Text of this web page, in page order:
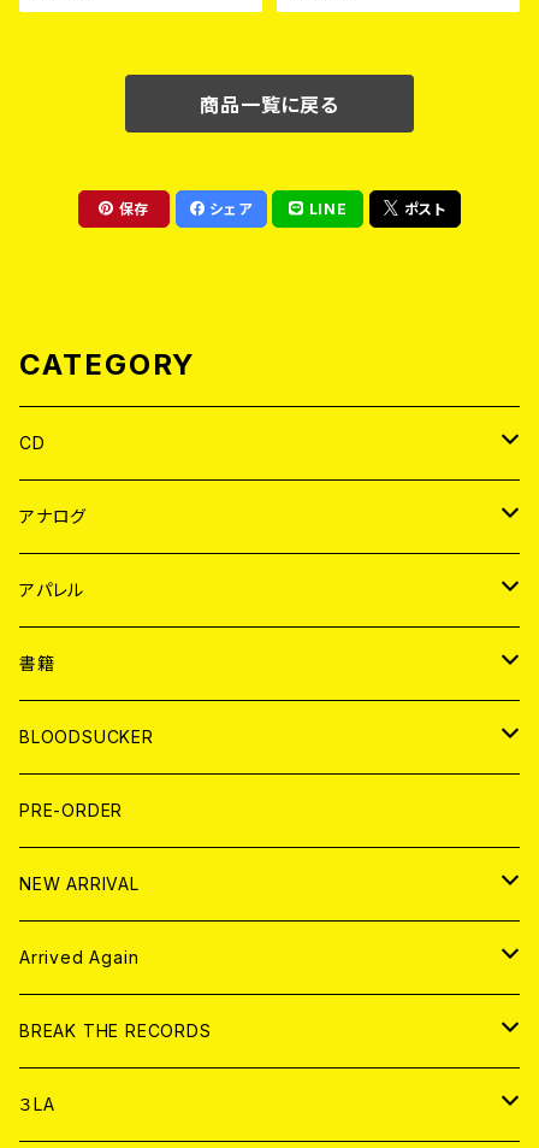
商品一覧に戻る
保存 シェア LINE ポスト
CATEGORY
CD
JAPAN
WORLD
アナログ
JAPAN
７EP
LP
WORLD
7EP
LP
アパレル
JAPAN
T-shirt
HOOD
WORLD
T-shirt
HOOD
書籍
MAGAZINE
BOLLOCKS
EL ZINE
写真集 (PHOTOBOOK)
BLOODSUCKER
CD
アナログ
アパレル
書籍
DIGITAL CONTENTS
PRE-ORDER
NEW ARRIVAL
CD
アナログ
Arrived Again
CD
アナログ
BREAK THE RECORDS
CD
３LA